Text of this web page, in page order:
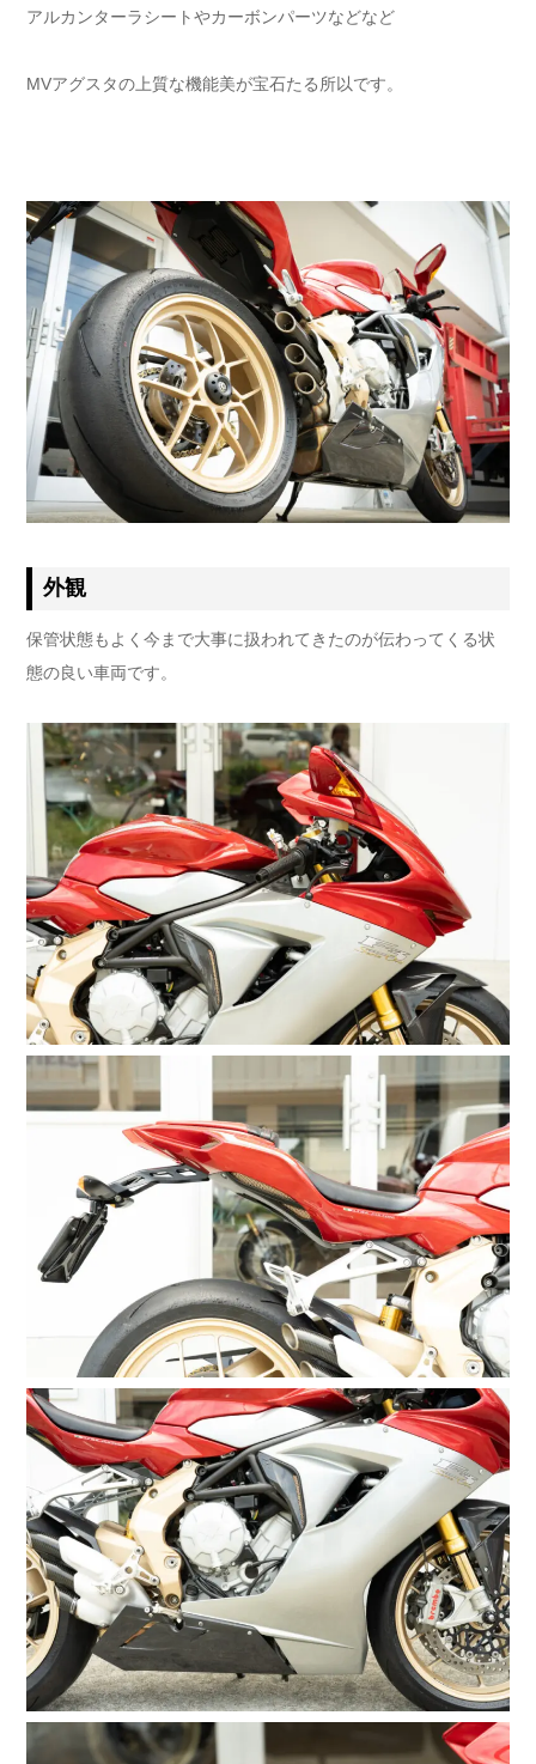
アルカンターラシートやカーボンパーツなどなど
MVアグスタの上質な機能美が宝石たる所以です。
外観
保管状態もよく今まで大事に扱われてきたのが伝わってくる状
態の良い車両です。